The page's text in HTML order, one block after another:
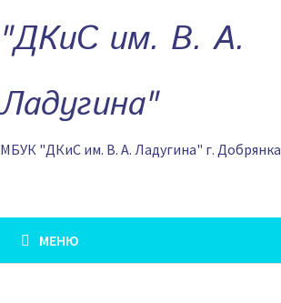
"ДКиС им. В. А.
Ладугина"
МБУК "ДКиС им. В. А. Ладугина" г. Добрянка
МЕНЮ